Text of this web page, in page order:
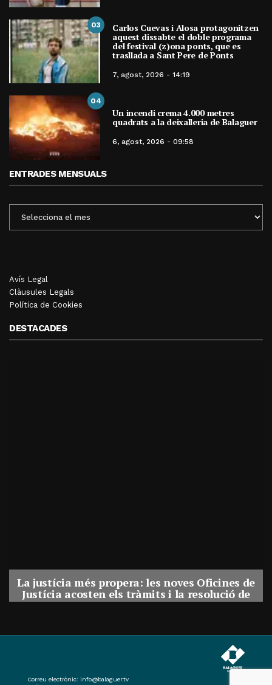
03 Carlos Cuevas i Alosa protagonitzen
aquest dissabte el doble programa
del festival (z)ona ponts, que es
trasllada a Sant Pere de Ponts
7, agost, 2026 - 14:19
04
Un incendi crema 4.000 metres
quadrats a la deixalleria de Balaguer
6, agost, 2026 - 09:58
ENTRADES MENSUALS
MENSUALS
Avís Legal
Clàusules Legals
Política de Cookies
DESTACADES
La justícia més propera: les noves Oficines de
Justícia acosten els tràmits i la resolució de
conflictes als municipis de Catalunya
Correu electrònic: info@balaguer.tv